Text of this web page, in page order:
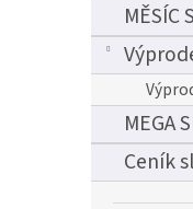
MĚSÍC
MEGA
Ceník